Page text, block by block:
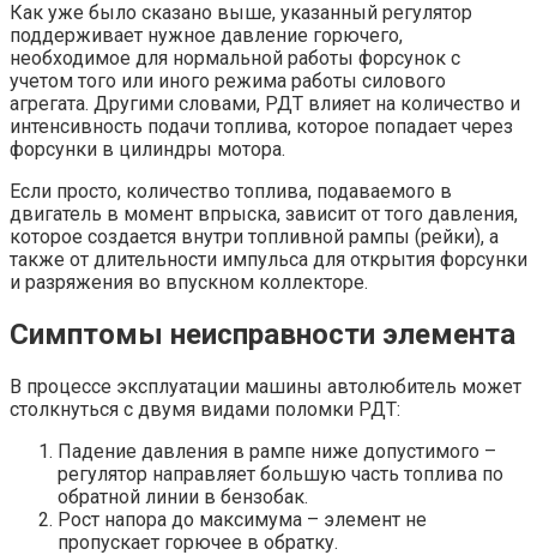
Как уже было сказано выше, указанный регулятор
поддерживает нужное давление горючего,
необходимое для нормальной работы форсунок с
учетом того или иного режима работы силового
агрегата. Другими словами, РДТ влияет на количество и
интенсивность подачи топлива, которое попадает через
форсунки в цилиндры мотора.
Если просто, количество топлива, подаваемого в
двигатель в момент впрыска, зависит от того давления,
которое создается внутри топливной рампы (рейки), а
также от длительности импульса для открытия форсунки
и разряжения во впускном коллекторе.
Симптомы неисправности элемента
В процессе эксплуатации машины автолюбитель может
столкнуться с двумя видами поломки РДТ:
Падение давления в рампе ниже допустимого –
регулятор направляет большую часть топлива по
обратной линии в бензобак.
Рост напора до максимума – элемент не
пропускает горючее в обратку.